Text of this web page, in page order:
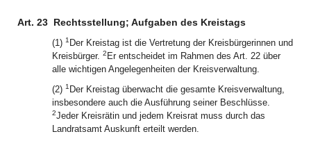
Art. 23 Rechtsstellung; Aufgaben des Kreistags
(1) 1 Der Kreistag ist die Vertretung der Kreisbürgerinnen und
Kreisbürger. 2 Er entscheidet im Rahmen des Art. 22 über
alle wichtigen Angelegenheiten der Kreisverwaltung.
(2) 1 Der Kreistag überwacht die gesamte Kreisverwaltung,
insbesondere auch die Ausführung seiner Beschlüsse.
2Jeder Kreisrätin und jedem Kreisrat muss durch das
Landratsamt Auskunft erteilt werden.